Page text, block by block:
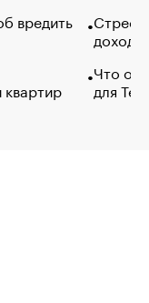
вредить
Что
для